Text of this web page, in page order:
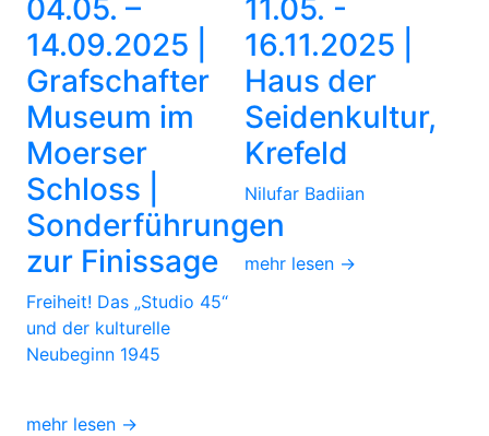
04.05. –
14.09.2025 |
Grafschafter
Museum im
Moerser
Schloss |
Sonderführungen
zur Finissage
Freiheit! Das „Studio 45“
und der kulturelle
Neubeginn 1945
mehr lesen →
11.05. -
16.11.2025 |
Haus der
Seidenkultur,
Krefeld
Nilufar Badiian
mehr lesen →